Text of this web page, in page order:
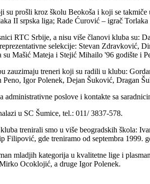
su prošli kroz školu Beokoša i koji se
II srpska liga; Rade Ćurović – igrač
RTC Srbije, a nisu više članovi kluba su:
selekcije: Stevan Zdravković,
Mašić Mateja i Stejić Mihailo '96 godište i
zauzimaju treneri koji su radili u klubu:
Igor Polenek, Dejan Šuković, Dragan
administrativne poslove i kontakte sa
u SC Šumice, tel.: 011/ 3837-578.
trenirali smo u više beogradskih škola:
Filipović, gde treniramo od septembra 1999.
mladjih kategorija u kvalitetne lige i
Ocoklojić, a druge Igor Polenek.